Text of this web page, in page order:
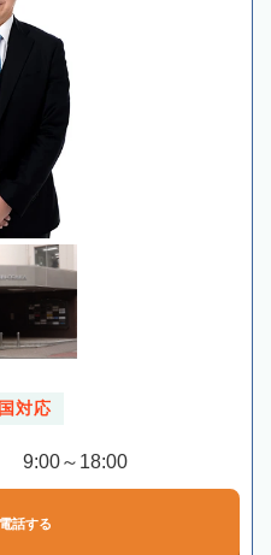
対応
9:00～18:00
電話する